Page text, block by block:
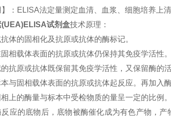
】：ELISA法定量测定血清、血浆、细胞培养上
(UEA)ELISA试剂盒技术原理：
体的固相化及抗原或抗体的酶标记。
相载体表面的抗原或抗体仍保持其免疫学活性。
抗原或抗体既保留其免疫学活性，又保留酶的活
与固相载体表面的抗原或抗体起反应。再加入
上的酶量与标本中受检物质的量呈一定的比例。
反应的底物后，底物被酶催化成为有色产物，